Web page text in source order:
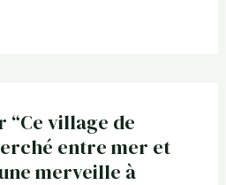
“Ce village de
entre mer et
merveille à